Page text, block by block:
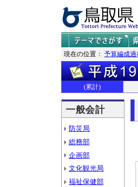
現在の位置： 予算編成過
(累計)
一般会計
防災局
総務部
企画部
文化観光局
福祉保健部